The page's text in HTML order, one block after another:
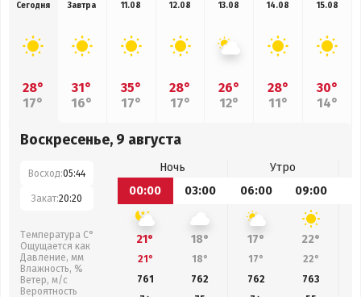
Сегодня
28°
17°
Завтра
31°
16°
11.08
35°
17°
12.08
28°
17°
13.08
26°
12°
14.08
28°
11°
15.08
30°
14°
Воскресенье, 9 августа
Восход:05:44
Закат:20:20
Температура С°
Ощущается как
Давление, мм
Влажность, %
Ветер, м/с
Вероятность
Ночь
Утро
00:00
03:00 06:00 09:00
21° 18° 17° 22°
21° 18° 17° 22°
761
762 762 763